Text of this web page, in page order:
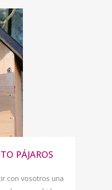
PÁJAROS
con vosotros una